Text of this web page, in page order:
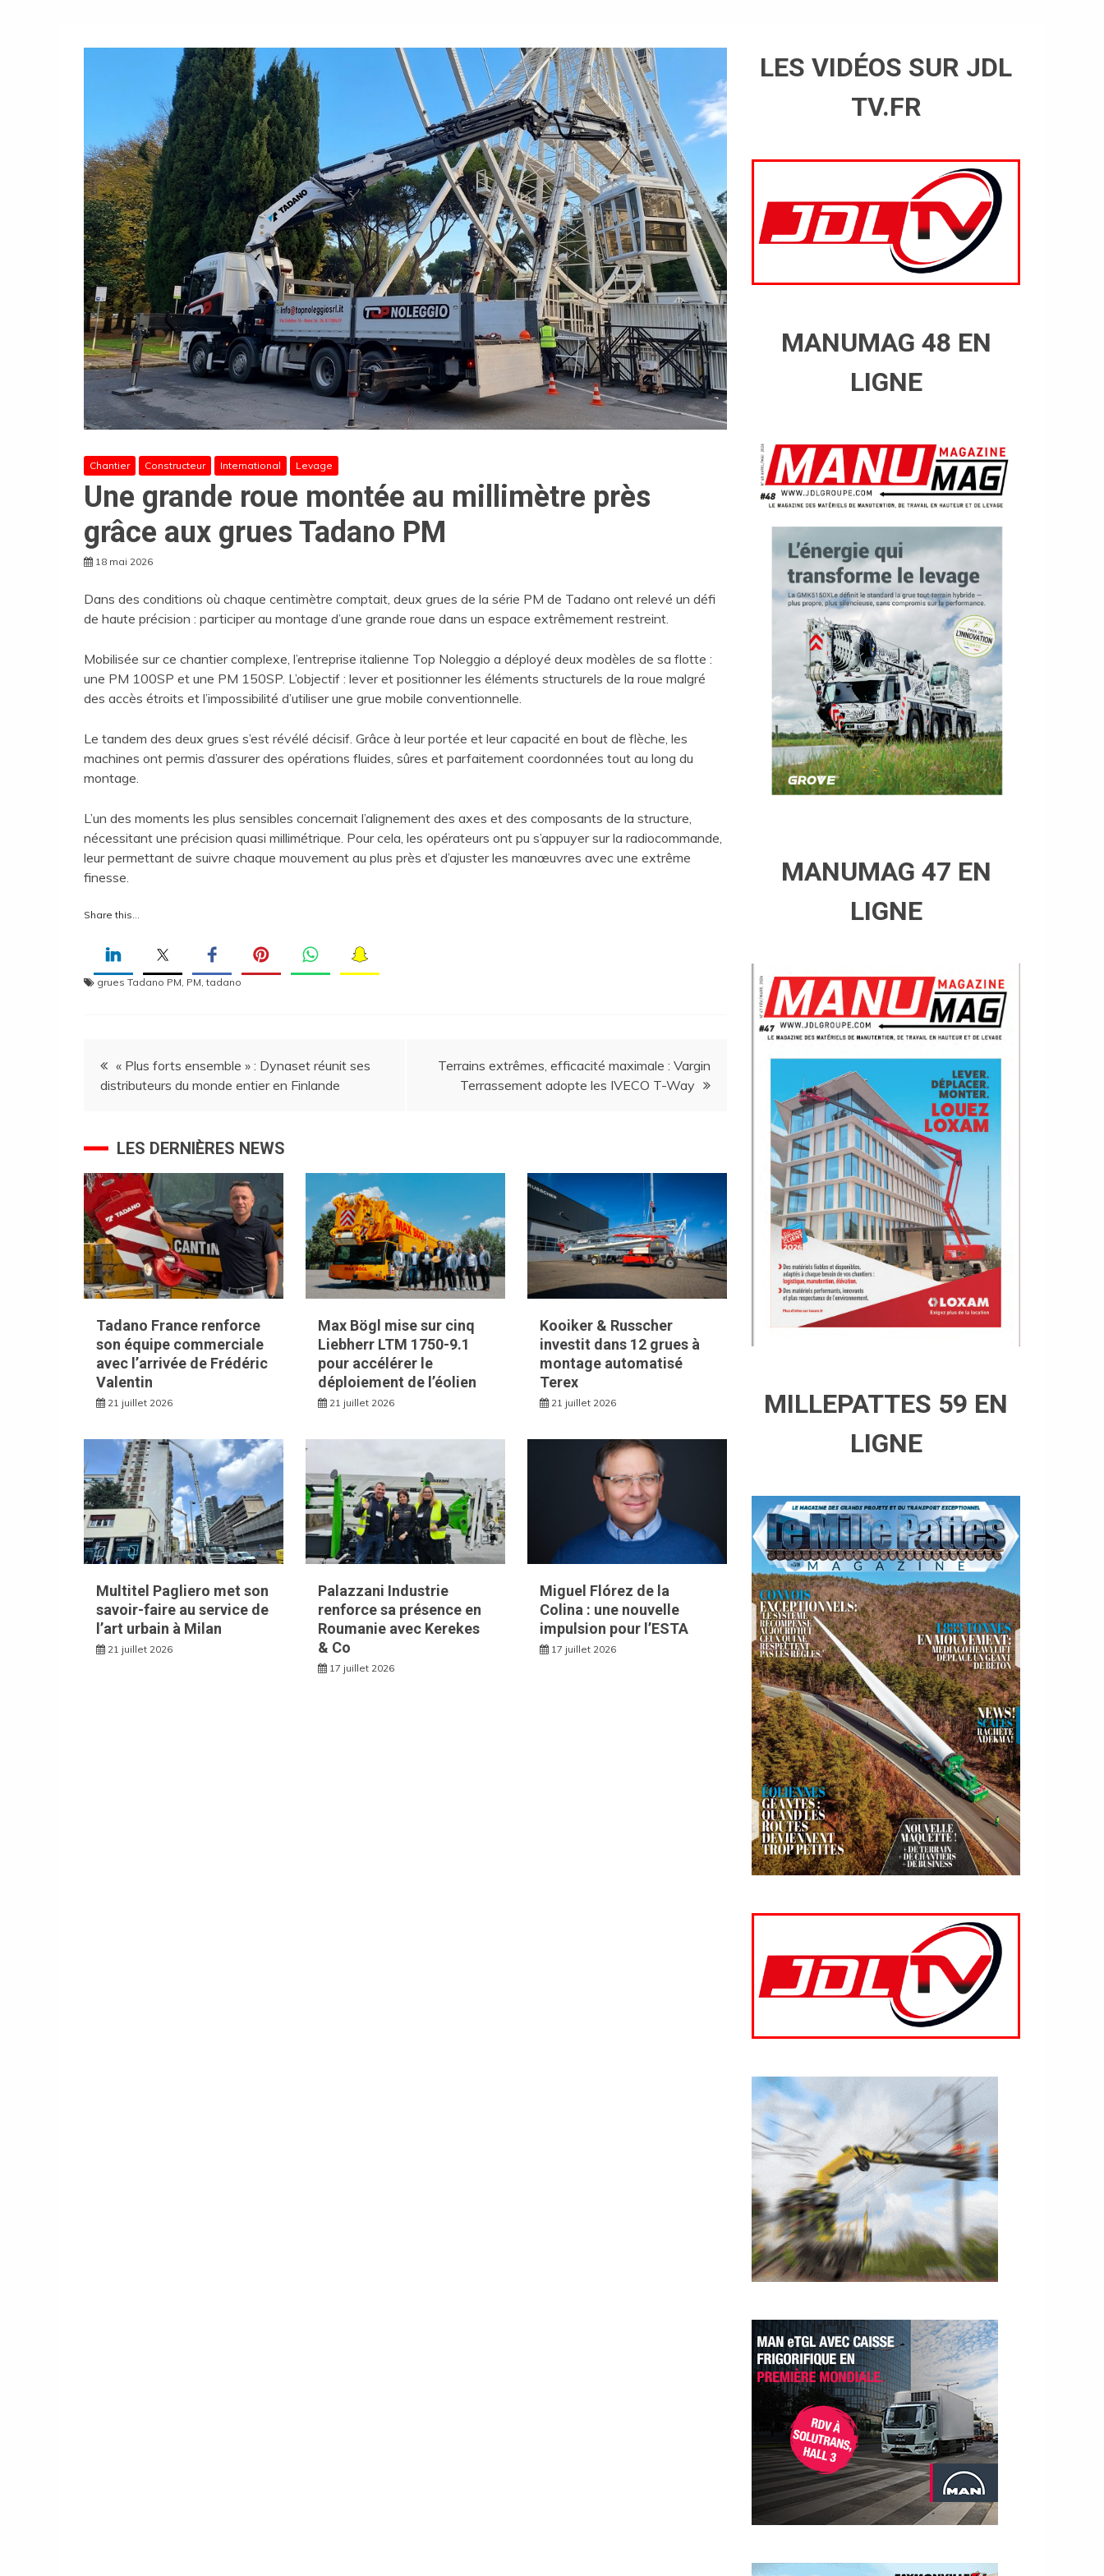
Chantier Constructeur International Levage
Une grande roue montée au millimètre près
grâce aux grues Tadano PM
18 mai 2026
Dans des conditions où chaque centimètre comptait, deux grues de la série PM de Tadano ont relevé un défi
de haute précision : participer au montage d’une grande roue dans un espace extrêmement restreint.
Mobilisée sur ce chantier complexe, l’entreprise italienne Top Noleggio a déployé deux modèles de sa flotte :
une PM 100SP et une PM 150SP. L’objectif : lever et positionner les éléments structurels de la roue malgré
des accès étroits et l’impossibilité d’utiliser une grue mobile conventionnelle.
Le tandem des deux grues s’est révélé décisif. Grâce à leur portée et leur capacité en bout de flèche, les
machines ont permis d’assurer des opérations fluides, sûres et parfaitement coordonnées tout au long du
montage.
L’un des moments les plus sensibles concernait l’alignement des axes et des composants de la structure,
nécessitant une précision quasi millimétrique. Pour cela, les opérateurs ont pu s’appuyer sur la radiocommande,
leur permettant de suivre chaque mouvement au plus près et d’ajuster les manœuvres avec une extrême
finesse.
Share this…
grues Tadano PM, PM,tadano
Navigation
de
l’article
« Plus forts ensemble » : Dynaset réunit ses
distributeurs du monde entier en Finlande
Terrains extrêmes, efficacité maximale : Vargin
Terrassement adopte les IVECO T-Way
LES DERNIÈRES NEWS
Tadano France renforce
son équipe commerciale
avec l’arrivée de Frédéric
Valentin
21 juillet 2026
Max Bögl mise sur cinq
Liebherr LTM 1750-9.1
pour accélérer le
déploiement de l’éolien
21 juillet 2026
Kooiker & Russcher
investit dans 12 grues à
montage automatisé
Terex
21 juillet 2026
Multitel Pagliero met son
savoir-faire au service de
l’art urbain à Milan
21 juillet 2026
Palazzani Industrie
renforce sa présence en
Roumanie avec Kerekes
& Co
17 juillet 2026
Miguel Flórez de la
Colina : une nouvelle
impulsion pour l’ESTA
17 juillet 2026
LES VIDÉOS SUR JDL
TV.FR
MANUMAG 48 EN
LIGNE
MANUMAG 47 EN
LIGNE
MILLEPATTES 59 EN
LIGNE